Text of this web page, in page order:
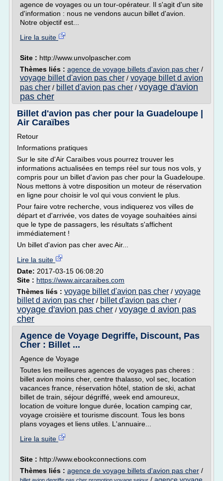
agence de voyages ou un tour-opérateur. Il s'agit d'un site
d'information : nous ne vendons aucun billet d'avion.
Notre objectif est...
Lire la suite
Site : http://www.unvolpascher.com
Thèmes liés : agence de voyage billets d'avion pas cher /
voyage billet d'avion pas cher / voyage billet d avion
pas cher / billet d'avion pas cher / voyage d'avion
pas cher
Billet d'avion pas cher pour la Guadeloupe |
Air Caraïbes
Retour
Informations pratiques
Sur le site d'Air Caraïbes vous pourrez trouver les
informations actualisées en temps réel sur tous nos vols, y
compris pour un billet d'avion pas cher pour la Guadeloupe.
Nous mettons à votre disposition un moteur de réservation
en ligne pour choisir le vol qui vous convient le plus.
Pour faire votre recherche, vous indiquerez vos villes de
départ et d'arrivée, vos dates de voyage souhaitées ainsi
que le type de passagers, les résultats s'affichent
immédiatement !
Un billet d'avion pas cher avec Air...
Lire la suite
Date: 2017-03-15 06:08:20
Site : https://www.aircaraibes.com
Thèmes liés : voyage billet d'avion pas cher / voyage
billet d avion pas cher / billet d'avion pas cher /
voyage d'avion pas cher / voyage d avion pas
cher
Agence de Voyage Degriffe, Discount, Pas
Cher : Billet ...
Agence de Voyage
Toutes les meilleures agences de voyages pas cheres :
billet avion moins cher, centre thalasso, vol sec, location
vacances france, réservation hôtel, station de ski, achat
billet de train, séjour dégriffé, week end amoureux,
location de voiture longue durée, location camping car,
voyage croisière et tourisme discount. Tous les bons
plans voyages et liens utiles. L'annuaire...
Lire la suite
Site : http://www.ebookconnections.com
Thèmes liés : agence de voyage billets d'avion pas cher /